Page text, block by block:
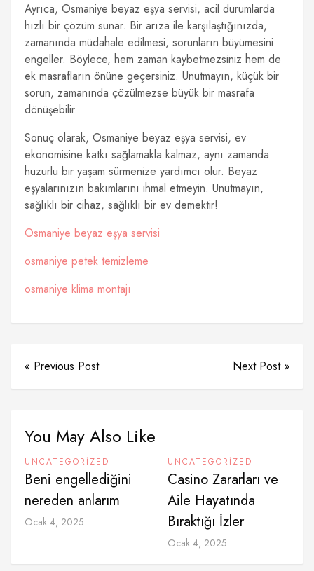
Ayrıca, Osmaniye beyaz eşya servisi, acil durumlarda
hızlı bir çözüm sunar. Bir arıza ile karşılaştığınızda,
zamanında müdahale edilmesi, sorunların büyümesini
engeller. Böylece, hem zaman kaybetmezsiniz hem de
ek masrafların önüne geçersiniz. Unutmayın, küçük bir
sorun, zamanında çözülmezse büyük bir masrafa
dönüşebilir.
Sonuç olarak, Osmaniye beyaz eşya servisi, ev
ekonomisine katkı sağlamakla kalmaz, aynı zamanda
huzurlu bir yaşam sürmenize yardımcı olur. Beyaz
eşyalarınızın bakımlarını ihmal etmeyin. Unutmayın,
sağlıklı bir cihaz, sağlıklı bir ev demektir!
Osmaniye beyaz eşya servisi
osmaniye petek temizleme
osmaniye klima montajı
« Previous Post Next Post »
You May Also Like
UNCATEGORIZED
Beni engellediğini
nereden anlarım
Ocak 4, 2025
UNCATEGORIZED
Casino Zararları ve
Aile Hayatında
Bıraktığı İzler
Ocak 4, 2025